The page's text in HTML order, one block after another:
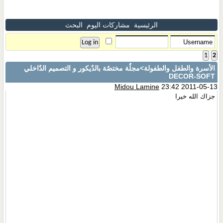
الرئيسية مشاركات اليوم البحث
1 2
الأسرة والطفل والطفولة>مجلٌة مختصٌة بالدٌيكور و التصميم الدٌاخلي
DECOR-SOFT
Midou Lamine23:42 2011-05-13
جزاك الله خيرا